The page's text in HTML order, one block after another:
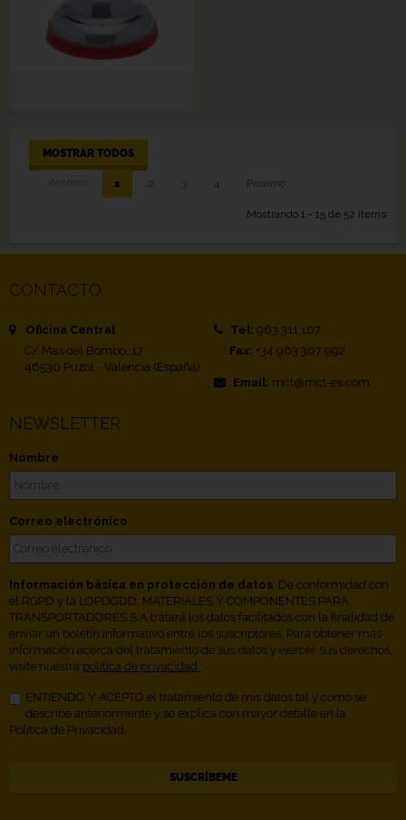
MOSTRAR TODOS
1 2 3 4 Próximo
Mostrando 1 - 15 de 52 items
CONTACTO
Oficina Central
C/ Mas del Bombo, 17
46530 Puzol - Valencia (España)
Tel: 963 311 107
Fax: +34 963 307 992
Email: mct@mct-es.com
NEWSLETTER
Nombre
Correo electrónico
Información básica en protección de datos. De conformidad con
el RGPD y la LOPDGDD, MATERIALES Y COMPONENTES PARA
TRANSPORTADORES S.A tratará los datos facilitados con la finalidad de
enviar un boletín informativo entre los suscriptores. Para obtener más
información acerca del tratamiento de sus datos y ejercer sus derechos,
visite nuestra política de privacidad.
ENTIENDO Y ACEPTO el tratamiento de mis datos tal y como se
describe anteriormente y se explica con mayor detalle en la
Política de Privacidad.